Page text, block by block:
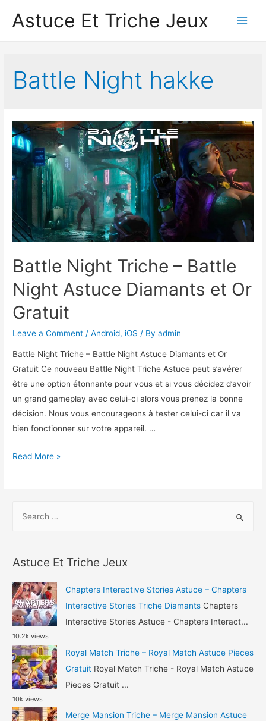
Astuce Et Triche Jeux
Battle Night hakke
Battle Night Triche – Battle
Night Astuce Diamants et Or
Gratuit
Leave a Comment /Android, iOS / Byadmin
Battle Night Triche – Battle Night Astuce Diamants et Or
Gratuit Ce nouveau Battle Night Triche Astuce peut s’avérer
être une option étonnante pour vous et si vous décidez d’avoir
un grand gameplay avec celui-ci alors vous prenez la bonne
décision. Nous vous encourageons à tester celui-ci car il va
bien fonctionner sur votre appareil. …
Battle
Battle
Diamants
Or
Gratuit
Read More »
h
f
o
r
:
Astuce Et Triche Jeux
Chapters Interactive Stories Astuce – Chapters
Interactive Stories Triche Diamants Chapters
Interactive Stories Astuce - Chapters Interact...
10.2k views
Royal Match Triche – Royal Match Astuce Pieces
Gratuit Royal Match Triche - Royal Match Astuce
Pieces Gratuit ...
10k views
Merge Mansion Triche – Merge Mansion Astuce